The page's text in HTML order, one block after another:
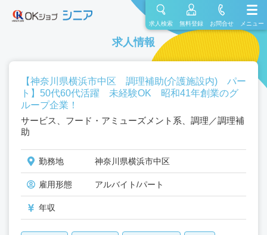
求人検索 無料登録 お問合せ メニュー
求人情報
【神奈川県横浜市中区 調理補助(介護施設内) パー
ト】50代60代活躍 未経験OK 昭和41年創業のグ
ループ企業！
サービス、フード・アミューズメント系、調理／調理補
助
勤務地 神奈川県横浜市中区
雇用形態 アルバイト/パート
年収